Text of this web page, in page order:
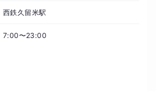
西鉄久留米駅
7:00〜23:00